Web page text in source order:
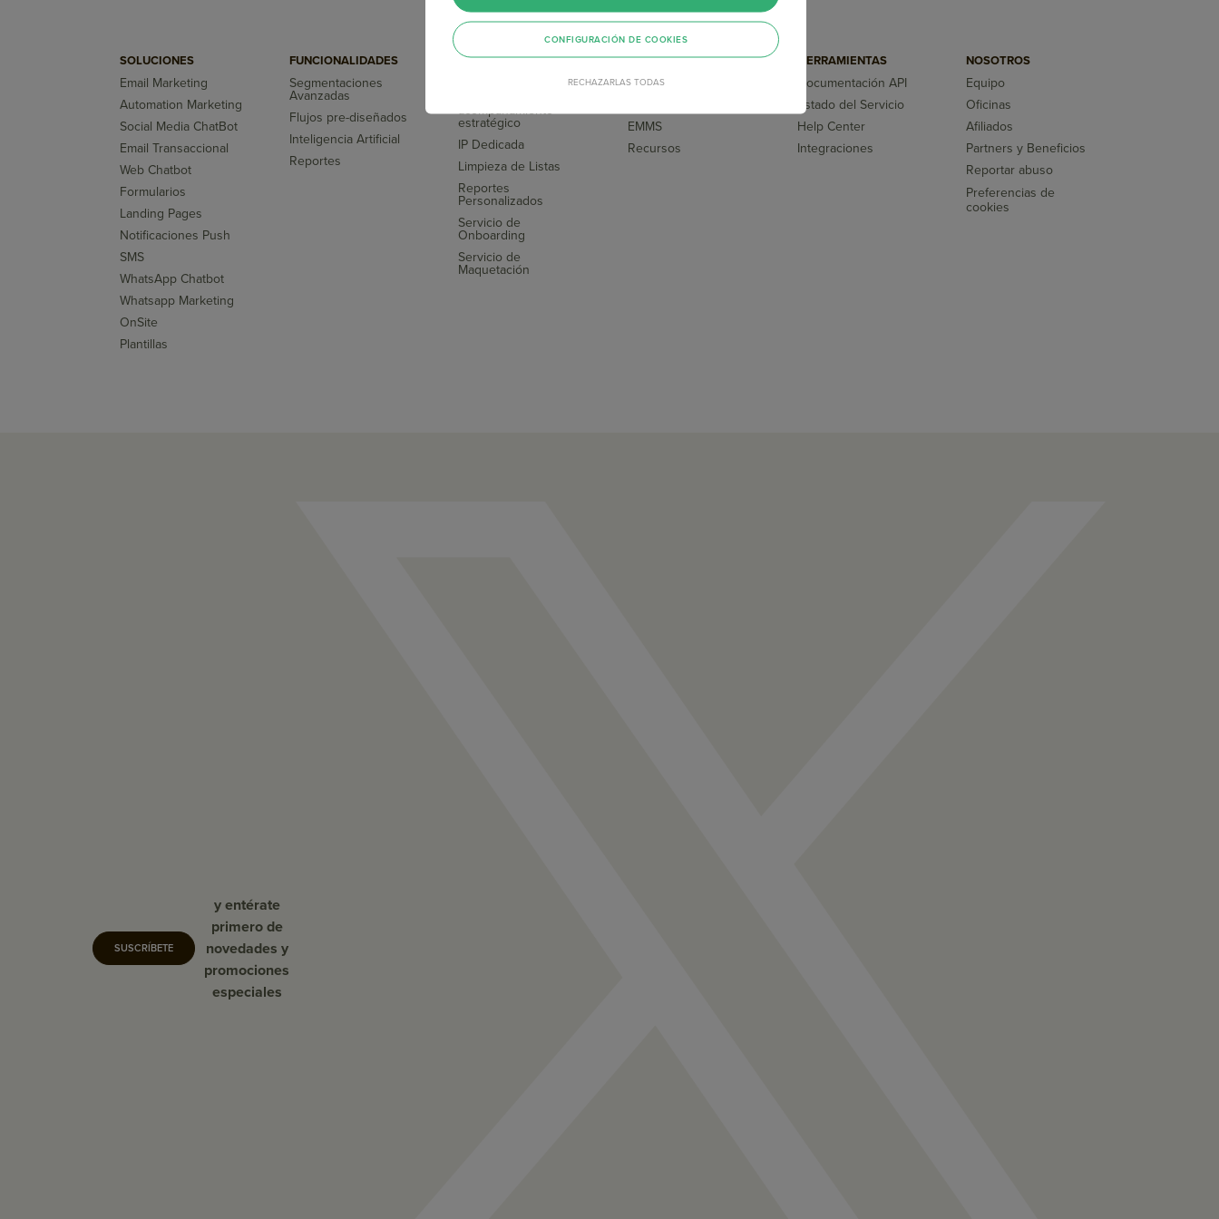
SOLUCIONES
Email Marketing
Automation Marketing
Social Media ChatBot
Email Transaccional
Web Chatbot
Formularios
Landing Pages
Notificaciones Push
SMS
WhatsApp Chatbot
Whatsapp Marketing
OnSite
Plantillas
FUNCIONALIDADES
Segmentaciones
Avanzadas
Flujos pre-diseñados
Inteligencia Artificial
Reportes
SERVICIOS
acompañamiento
estratégico
IP Dedicada
Limpieza de Listas
Reportes
Personalizados
Servicio de
Onboarding
Servicio de
Maquetación
CAPACITACIONES
Doppler Academy
EMMS
Recursos
HERRAMIENTAS
Documentación API
Estado del Servicio
Help Center
Integraciones
NOSOTROS
Equipo
Oficinas
Afiliados
Partners y Beneficios
Reportar abuso
Preferencias de
cookies
SUSCRÍBETE
y entérate
primero de
novedades y
promociones
especiales
RECHAZARLAS TODAS
CONFIGURACIÓN DE COOKIES